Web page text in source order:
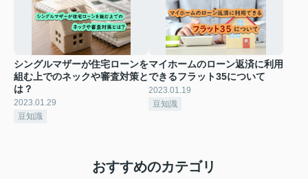
シングルマザーが住宅ローンを
組む上でのネックや審査対策と
は？
2023.01.29
豆知識
マイホームのローン返済に利用
できるフラット35について
2023.01.19
豆知識
おすすめのカテゴリ